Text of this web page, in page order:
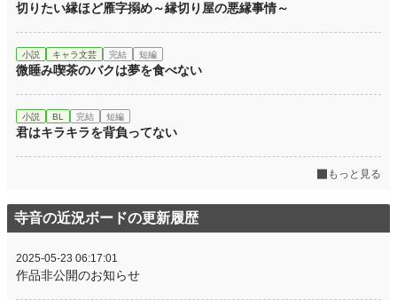
切りたい縁ほど雁字搦め～縁切り屋の悪縁事情～
小説 キャラ文芸 完結 短編
微睡み喫茶のバクは夢を食べない
小説 BL 完結 短編
君はキラキラを背負ってない
もっと見る
寺音の近況ボードの更新履歴
2025-05-23 06:17:01
作品非公開のお知らせ